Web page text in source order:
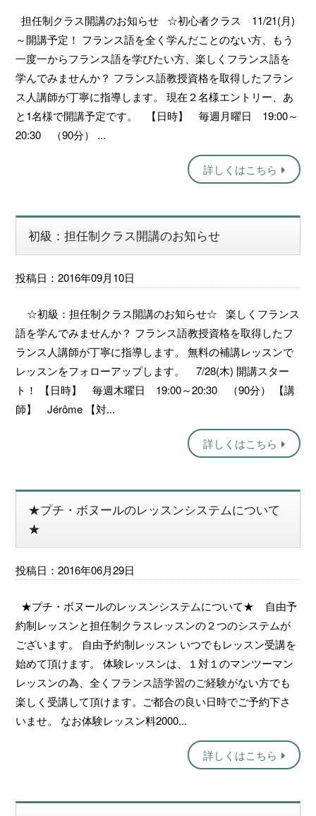
担任制クラス開講のお知らせ ☆初心者クラス 11/21(月)
～開講予定！ フランス語を全く学んだことのない方、もう
一度一からフランス語を学びたい方、楽しくフランス語を
学んでみませんか？ フランス語教授資格を取得したフラン
ス人講師が丁寧に指導します。 現在２名様エントリー、あ
と1名様で開講予定です。 【日時】 毎週月曜日 19:00～
20:30 （90分） ...
詳しくはこちら
初級：担任制クラス開講のお知らせ
投稿日：2016年09月10日
☆初級：担任制クラス開講のお知らせ☆ 楽しくフランス
語を学んでみませんか？ フランス語教授資格を取得したフ
ランス人講師が丁寧に指導します。 無料の補講レッスンで
レッスンをフォローアップします。 7/28(木) 開講スター
ト！ 【日時】 毎週木曜日 19:00～20:30 （90分） 【講
師】 Jérôme 【対...
詳しくはこちら
★プチ・ボヌールのレッスンシステムについて
★
投稿日：2016年06月29日
★プチ・ボヌールのレッスンシステムについて★ 自由予
約制レッスンと担任制クラスレッスンの２つのシステムが
ございます。 自由予約制レッスン いつでもレッスン受講を
始めて頂けます。 体験レッスンは、１対１のマンツーマン
レッスンの為、全くフランス語学習のご経験がない方でも
楽しく受講して頂けます。ご都合の良い日時でご予約下さ
いませ。 なお体験レッスン料2000...
詳しくはこちら